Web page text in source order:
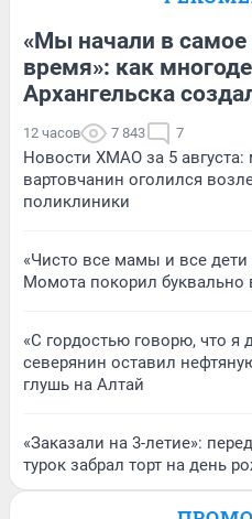
«Мы начали в самое
время»: как
Архангельска
12 часов 7 843 7
Новости ХМАО за 5 августа:
вартовчанин оголился
поликлиники
«Чисто все мамы и все
Момота покорил буквально
«С гордостью говорю, что я
северянин оставил
глушь на Алтай
«Заказали на 3-летие»:
турок забрал торт на день